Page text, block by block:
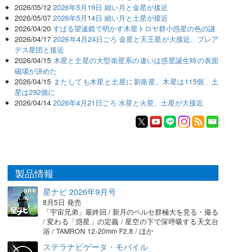
2026/05/12 2026年5月19日 細い月と金星が接近
2026/05/07 2026年5月14日 細い月と土星が接近
2026/04/20 すばる望遠鏡で明かす木星トロヤ群小惑星の色の謎
2026/04/17 2026年4月24日ごろ 金星と天王星が大接近、プレア
デス星団と接近
2026/04/15 木星と土星の大型衛星系の違いは惑星誕生時の表面
磁場が決めた
2026/04/15 またしても木星と土星に新衛星、木星は115個、土
星は292個に
2026/04/14 2026年4月21日ごろ 水星と火星、土星が大接近
製品情報
星ナビ 2026年9月号
8月5日 発売
「宇宙兄弟」最終回 / 新月のペルセ群極大を見る・撮る
/ 変わる「惑星」の定義 / 星空の下で深呼吸する天文台
浴 / TAMRON 12-20mm F2.8 / ほか
ステラナビゲータ・モバイル